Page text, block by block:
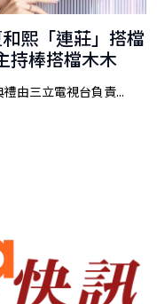
熙「連莊」搭檔
持棒搭檔木木
由三立電視台負責...